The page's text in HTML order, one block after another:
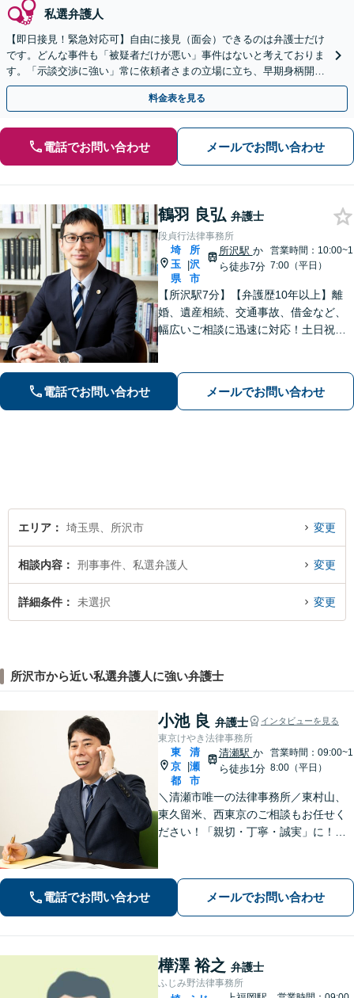
私選弁護人
【即日接見！緊急対応可】自由に接見（面会）できるのは弁護士だけ
です。どんな事件も「被疑者だけが悪い」事件はないと考えておりま
す。「示談交渉に強い」常に依頼者さまの立場に立ち、早期身柄開放
を目指します【休日・夜間相談可】【東池袋駅5分】
料金表を見る
電話でお問い合わせ メールでお問い合わせ
鶴羽 良弘 弁護士
段貞行法律事務所
埼
玉
県
|
所
沢
市
所沢駅 か
ら徒歩7分
営業時間：10:00~1
7:00（平日）
【所沢駅7分】【弁護歴10年以上】離
婚、遺産相続、交通事故、借金など、
幅広いご相談に迅速に対応！土日祝夜
ください！【初回相談無料】
電話でお問い合わせ メールでお問い合わせ
エリア 埼玉県、所沢市 変更
相談内容 刑事事件、私選弁護人 変更
詳細条件 未選択 変更
所沢市から近い私選弁護人に強い弁護士
小池 良 弁護士 インタビューを見る
東京けやき法律事務所
東
京
都
清
瀬
市
清瀬駅 か
ら徒歩1分
営業時間：09:00~1
8:00（平日）
＼清瀬市唯一の法律事務所／東村山、
東久留米、西東京のご相談もお任せく
ださい！「親切・丁寧・誠実」に！弁
ます！離婚／相続／交通事故／借金／
不動産／企業法務の相談に対応【清瀬
駅1分】
電話でお問い合わせ メールでお問い合わせ
樺澤 裕之 弁護士
ふじみ野法律事務所